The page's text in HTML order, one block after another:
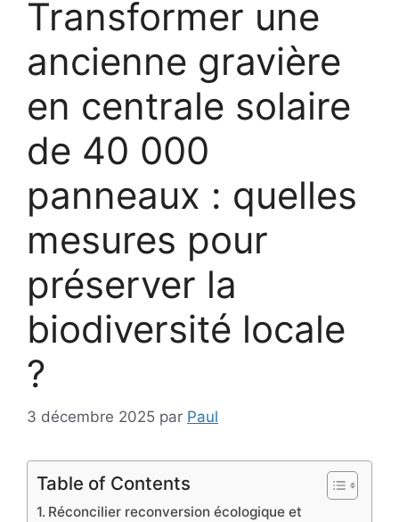
Transformer une
ancienne gravière
en centrale solaire
de 40 000
panneaux : quelles
mesures pour
préserver la
biodiversité locale
?
3 décembre 2025 par Paul
Table of Contents
Réconcilier reconversion écologique et